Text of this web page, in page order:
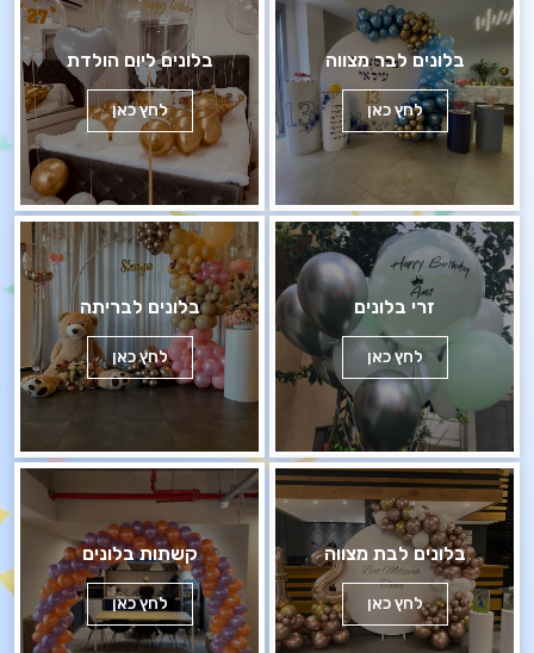
בלונים לבר מצווה
לחץ כאן
בלונים ליום הולדת
לחץ כאן
זרי בלונים
לחץ כאן
בלונים לבריתה
לחץ כאן
בלונים לבת מצווה
לחץ כאן
קשתות בלונים
לחץ כאן